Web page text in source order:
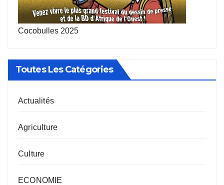
Cocobulles 2025
Toutes Les Catégories
Actualités
Agriculture
Culture
ECONOMIE